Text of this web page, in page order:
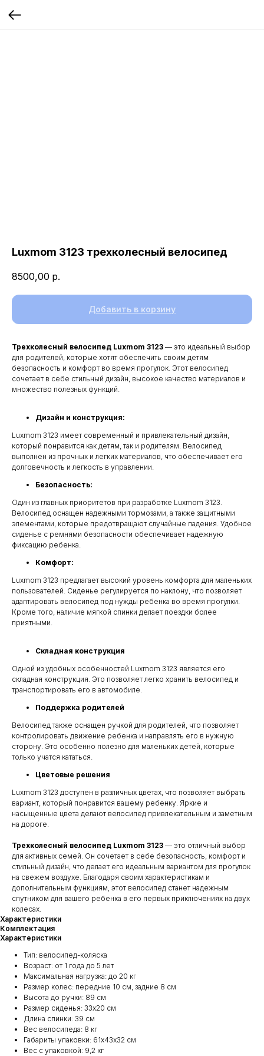
Luxmom 3123 трехколесный велосипед
8500,00 р.
Добавить в корзину
Трехколесный велосипед Luxmom 3123 — это идеальный выбор
для родителей, которые хотят обеспечить своим детям
безопасность и комфорт во время прогулок. Этот велосипед
сочетает в себе стильный дизайн, высокое качество материалов и
множество полезных функций.
Дизайн и конструкция:
Luxmom 3123 имеет современный и привлекательный дизайн,
который понравится как детям, так и родителям. Велосипед
выполнен из прочных и легких материалов, что обеспечивает его
долговечность и легкость в управлении.
Безопасность:
Один из главных приоритетов при разработке Luxmom 3123.
Велосипед оснащен надежными тормозами, а также защитными
элементами, которые предотвращают случайные падения. Удобное
сиденье с ремнями безопасности обеспечивает надежную
фиксацию ребенка.
Комфорт:
Luxmom 3123 предлагает высокий уровень комфорта для маленьких
пользователей. Сиденье регулируется по наклону, что позволяет
адаптировать велосипед под нужды ребенка во время прогулки.
Кроме того, наличие мягкой спинки делает поездки более
приятными.
Складная конструкция
Одной из удобных особенностей Luxmom 3123 является его
складная конструкция. Это позволяет легко хранить велосипед и
транспортировать его в автомобиле.
Поддержка родителей
Велосипед также оснащен ручкой для родителей, что позволяет
контролировать движение ребенка и направлять его в нужную
сторону. Это особенно полезно для маленьких детей, которые
только учатся кататься.
Цветовые решения
Luxmom 3123 доступен в различных цветах, что позволяет выбрать
вариант, который понравится вашему ребенку. Яркие и
насыщенные цвета делают велосипед привлекательным и заметным
на дороге.
Трехколесный велосипед Luxmom 3123 — это отличный выбор
для активных семей. Он сочетает в себе безопасность, комфорт и
стильный дизайн, что делает его идеальным вариантом для прогулок
на свежем воздухе. Благодаря своим характеристикам и
дополнительным функциям, этот велосипед станет надежным
спутником для вашего ребенка в его первых приключениях на двух
колесах.
Характеристики
Комплектация
Характеристики
Тип: велосипед-коляска
Возраст: от 1 года до 5 лет
Максимальная нагрузка: до 20 кг
Размер колес: передние 10 см, задние 8 см
Высота до ручки: 89 см
Размер сиденья: 33х20 см
Длина спинки: 39 см
Вес велосипеда: 8 кг
Габариты упаковки: 61х43х32 см
Вес с упаковкой: 9,2 кг